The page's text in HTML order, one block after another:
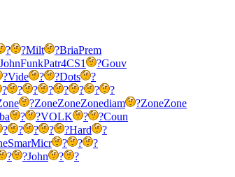
? ?Milt ?BriaPrem
JohnFunkPatr4CS1 ?Gouv
?Vide ? ?Dots
?
? ? ? ? ? ? ?
?
?ZoneZoneZonediam ?ZoneZone
? ?VOLK ? ?Coun
? ? ? ? ?Hard
?
SmarMicr ? ?
?
? ?John ?
?